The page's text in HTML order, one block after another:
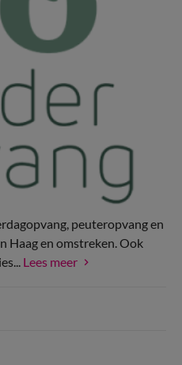
peuteropvang en
Haag en omstreken. Ook
Lees meer